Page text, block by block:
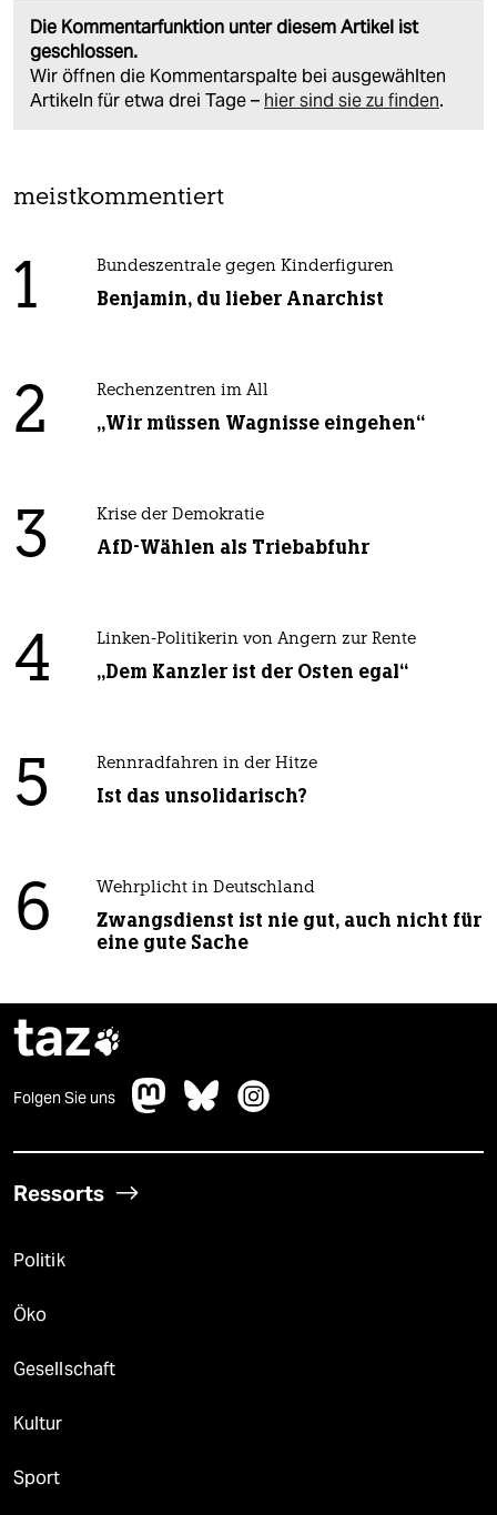
Die Kommentarfunktion unter diesem Artikel ist
geschlossen.
Wir öffnen die Kommentarspalte bei ausgewählten
Artikeln für etwa drei Tage – hier sind sie zu finden.
meistkommentiert
1 Bundeszentrale gegen Kinderfiguren
Benjamin, du lieber Anarchist
2 Rechenzentren im All
„Wir müssen Wagnisse eingehen“
3 Krise der Demokratie
AfD-Wählen als Triebabfuhr
4 Linken-Politikerin von Angern zur Rente
„Dem Kanzler ist der Osten egal“
5 Rennradfahren in der Hitze
Ist das unsolidarisch?
6 Wehrplicht in Deutschland
Zwangsdienst ist nie gut, auch nicht für
eine gute Sache
taz
Folgen Sie uns
Ressorts
Politik
Öko
Gesellschaft
Kultur
Sport